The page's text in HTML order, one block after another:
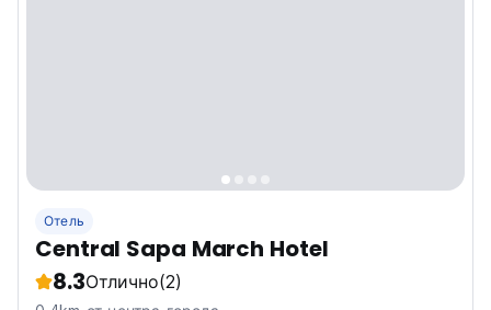
Отель
Central Sapa March Hotel
8.3Отлично(2)